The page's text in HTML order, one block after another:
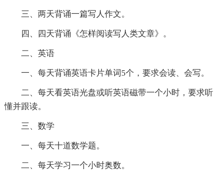
三、两天背诵一篇写人作文。
四、四天背诵《怎样阅读写人类文章》。
二、英语
一、每天背诵英语卡片单词5个，要求会读、会写。
二、每天看英语光盘或听英语磁带一个小时，要求听
懂并跟读。
三、数学
一、每天十道数学题。
二、每天学习一个小时奥数。